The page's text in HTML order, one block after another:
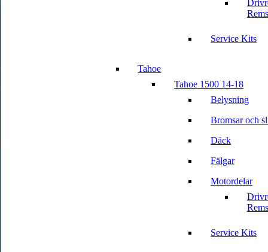
Service Kits
Tahoe
Tahoe 1500 14-18
Belysning
Bromsar och
Däck
Fälgar
Motordelar
Service Kits